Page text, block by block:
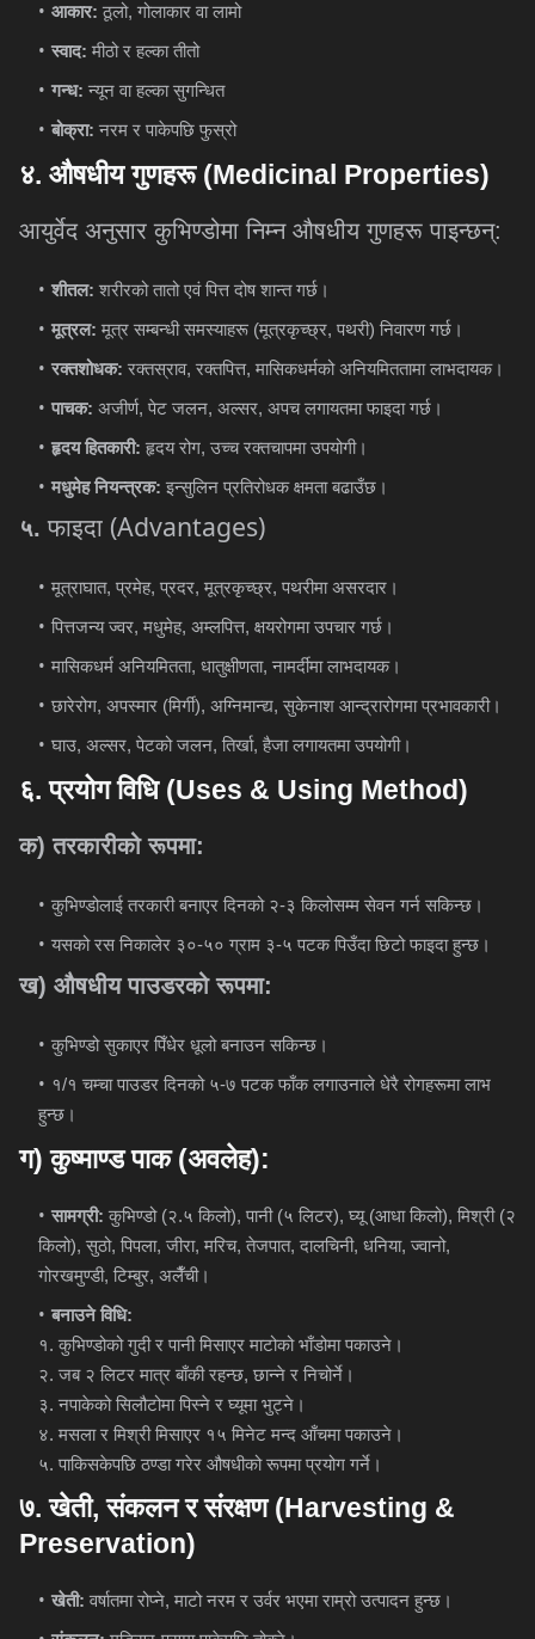
आकार: ठूलो, गोलाकार वा लामो
स्वाद: मीठो र हल्का तीतो
गन्ध: न्यून वा हल्का सुगन्धित
बोक्रा: नरम र पाकेपछि फुस्रो
४. औषधीय गुणहरू(Medicinal Properties)
आयुर्वेद अनुसार कुभिण्डोमा निम्न औषधीय गुणहरू पाइन्छन्:
शीतल: शरीरको तातो एवं पित्त दोष शान्त गर्छ।
मूत्रल: मूत्र सम्बन्धी समस्याहरू (मूत्रकृच्छ्र, पथरी) निवारण गर्छ।
रक्तशोधक: रक्तस्राव, रक्तपित्त, मासिकधर्मको अनियमिततामा लाभदायक।
पाचक: अजीर्ण, पेट जलन, अल्सर, अपच लगायतमा फाइदा गर्छ।
हृदय हितकारी: हृदय रोग, उच्च रक्तचापमा उपयोगी।
मधुमेह नियन्त्रक: इन्सुलिन प्रतिरोधक क्षमता बढाउँछ।
५.फाइदा (Advantages)
मूत्राघात, प्रमेह, प्रदर, मूत्रकृच्छ्र, पथरीमा असरदार।
पित्तजन्य ज्वर, मधुमेह, अम्लपित्त, क्षयरोगमा उपचार गर्छ।
मासिकधर्म अनियमितता, धातुक्षीणता, नामर्दीमा लाभदायक।
छारेरोग, अपस्मार (मिर्गी), अग्निमान्द्य, सुकेनाश आन्द्रारोगमा प्रभावकारी।
घाउ, अल्सर, पेटको जलन, तिर्खा, हैजा लगायतमा उपयोगी।
६.प्रयोग विधि(Uses & Using Method)
क) तरकारीको रूपमा:
कुभिण्डोलाई तरकारी बनाएर दिनको २-३ किलोसम्म सेवन गर्न सकिन्छ।
यसको रस निकालेर ३०-५० ग्राम ३-५ पटक पिउँदा छिटो फाइदा हुन्छ।
ख) औषधीय पाउडरको रूपमा:
कुभिण्डो सुकाएर पिँधेर धूलो बनाउन सकिन्छ।
१/१ चम्चा पाउडर दिनको ५-७ पटक फाँक लगाउनाले धेरै रोगहरूमा लाभ
हुन्छ।
ग)कुष्माण्ड पाक(अवलेह):
सामग्री: कुभिण्डो (२.५ किलो), पानी (५ लिटर), घ्यू (आधा किलो), मिश्री (२
किलो), सुठो, पिपला, जीरा, मरिच, तेजपात, दालचिनी, धनिया, ज्वानो,
गोरखमुण्डी, टिम्बुर, अलैँची।
बनाउने विधि:
१. कुभिण्डोको गुदी र पानी मिसाएर माटोको भाँडोमा पकाउने।
२. जब २ लिटर मात्र बाँकी रहन्छ, छान्ने र निचोर्ने।
३. नपाकेको सिलौटोमा पिस्ने र घ्यूमा भुट्ने।
४. मसला र मिश्री मिसाएर १५ मिनेट मन्द आँचमा पकाउने।
५. पाकिसकेपछि ठण्डा गरेर औषधीको रूपमा प्रयोग गर्ने।
७.खेती,संकलन र संरक्षण(Harvesting &
Preservation)
खेती: वर्षातमा रोप्ने, माटो नरम र उर्वर भएमा राम्रो उत्पादन हुन्छ।